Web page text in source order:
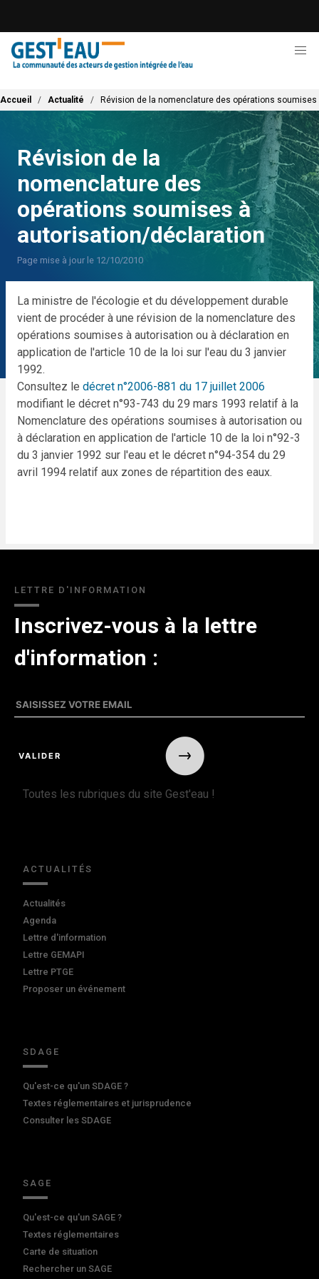
contenu
principal
Fil d'Ariane
Accueil Actualité Révision de la nomenclature des opérations
Révision de la
nomenclature des
opérations soumises à
autorisation/déclaration
Page mise à jour le 12/10/2010
La ministre de l'écologie et du développement durable
vient de procéder à une révision de la nomenclature des
opérations soumises à autorisation ou à déclaration en
application de l'article 10 de la loi sur l'eau du 3 janvier
1992.
Consultez le décret n°2006-881 du 17 juillet 2006
modifiant le décret n°93-743 du 29 mars 1993 relatif à la
Nomenclature des opérations soumises à autorisation ou
à déclaration en application de l'article 10 de la loi n°92-3
du 3 janvier 1992 sur l'eau et le décret n°94-354 du 29
avril 1994 relatif aux zones de répartition des eaux.
LETTRE D'INFORMATION
Inscrivez-vous à la lettre
d'information :
Toutes les rubriques du site Gest'eau !
ACTUALITÉS
Actualités
Agenda
Lettre d'information
Lettre GEMAPI
Lettre PTGE
Proposer un événement
SDAGE
Qu'est-ce qu'un SDAGE ?
Textes réglementaires et jurisprudence
Consulter les SDAGE
SAGE
Qu'est-ce qu'un SAGE ?
Textes réglementaires
Carte de situation
Rechercher un SAGE